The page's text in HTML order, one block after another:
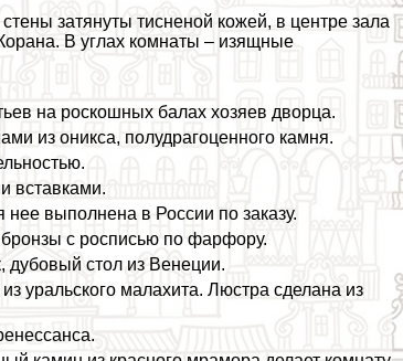
затянуты тисненой кожей, в центре зала
В углах комнаты – изящные
на роскошных балах хозяев дворца.
из оникса, полудрагоценного камня.
вставками.
выполнена в России по заказу.
бронзы с росписью по фарфору.
дубовый стол из Венеции.
уральского малахита. Люстра сделана из